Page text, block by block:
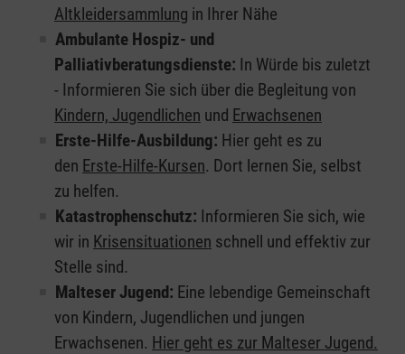
Altkleidersammlung in Ihrer Nähe
Ambulante Hospiz- und
Palliativberatungsdienste: In Würde bis zuletzt
- Informieren Sie sich über die Begleitung von
Kindern, Jugendlichen und Erwachsenen
Erste-Hilfe-Ausbildung: Hier geht es zu
den Erste-Hilfe-Kursen. Dort lernen Sie, selbst
zu helfen.
Katastrophenschutz: Informieren Sie sich, wie
wir in Krisensituationen schnell und effektiv zur
Stelle sind.
Malteser Jugend: Eine lebendige Gemeinschaft
von Kindern, Jugendlichen und jungen
Erwachsenen. Hier geht es zur Malteser Jugend.